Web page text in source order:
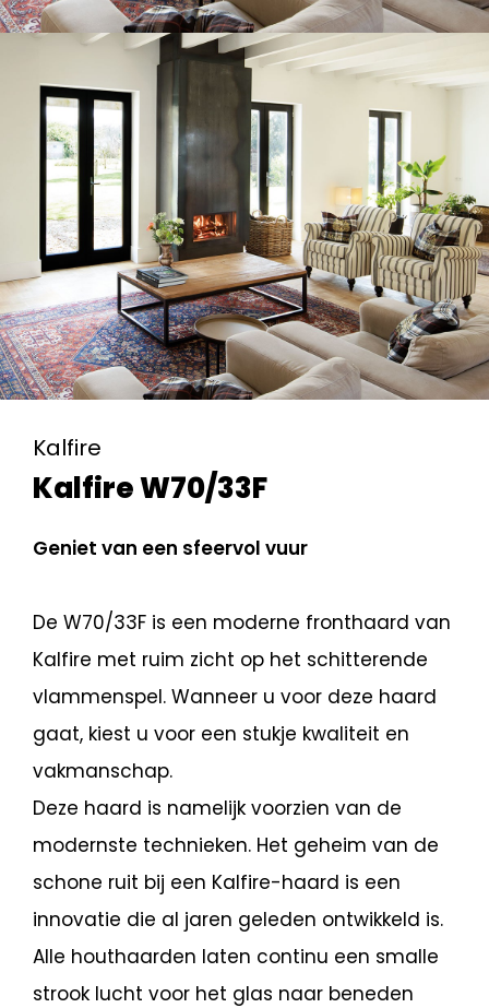
Kalfire
Kalfire W70/33F
Geniet van een sfeervol vuur
De W70/33F is een moderne fronthaard van
Kalfire met ruim zicht op het schitterende
vlammenspel. Wanneer u voor deze haard
gaat, kiest u voor een stukje kwaliteit en
vakmanschap.
Deze haard is namelijk voorzien van de
modernste technieken. Het geheim van de
schone ruit bij een Kalfire-haard is een
innovatie die al jaren geleden ontwikkeld is.
Alle houthaarden laten continu een smalle
strook lucht voor het glas naar beneden